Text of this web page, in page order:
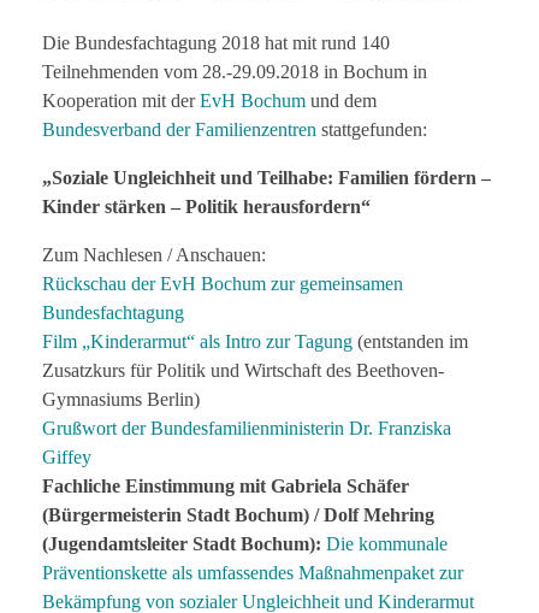
Die Bundesfachtagung 2018 hat mit rund 140
Teilnehmenden vom 28.-29.09.2018 in Bochum in
Kooperation mit derEvH Bochum und dem
Bundesverband der Familienzentren stattgefunden:
„Soziale Ungleichheit und Teilhabe: Familien fördern –
Kinder stärken – Politik herausfordern“
Zum Nachlesen / Anschauen:
Rückschau der EvH Bochum zur gemeinsamen
Bundesfachtagung
Film „Kinderarmut“ als Intro zur Tagung (entstanden im
Zusatzkurs für Politik und Wirtschaft des Beethoven-
Gymnasiums Berlin)
Grußwort der Bundesfamilienministerin Dr. Franziska
Giffey
Fachliche Einstimmung mit Gabriela Schäfer
(Bürgermeisterin Stadt Bochum) / Dolf Mehring
(Jugendamtsleiter Stadt Bochum): Die kommunale
Präventionskette als umfassendes Maßnahmenpaket zur
Bekämpfung von sozialer Ungleichheit und Kinderarmut